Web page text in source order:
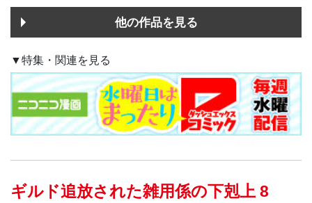
他の作品を見る
▼特集・関連を見る
ギルド追放された雑用係の下剋上 8